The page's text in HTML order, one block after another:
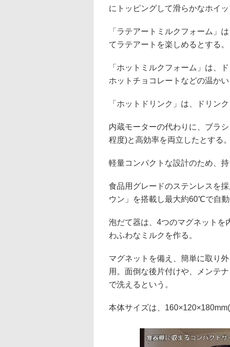
にトッピングして滑らかなホイ
「ラテアートミルクフォーム」
てラテアートを楽しめるとする。
「ホットミルクフォーム」は、
ホットチョコレートなどの温か
「ホットドリンク」は、ドリン
内蔵モーターの代わりに、ブラ
程度)と高効率を両立したとする。
軽量コンパクトな設計のため、
食品用グレードのステンレスを
ウン」を搭載し最大約60℃で自
泡だて器は、4つのマグネットを
わふわなミルクを作る。
マグネットを備え、簡単に取り
用。面倒な後片付けや、メンテ
で洗えるという。
本体サイズは、